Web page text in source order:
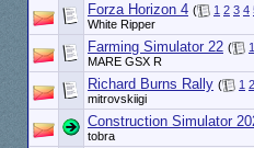
Forza Horizon 4 ( 1 2 3 4
White Ripper
Farming Simulator 22 ( 1
MARE GSX R
Richard Burns Rally ( 1 2
mitrovskiigi
Construction Simulator
tobra